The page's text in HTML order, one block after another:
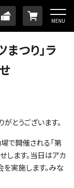
MENU
TICKET
つり」ラ
とうございます。
で開催される「第
します。当日はアカ
実施します。みな